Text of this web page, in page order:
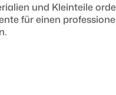
und Kleinteile
für einen